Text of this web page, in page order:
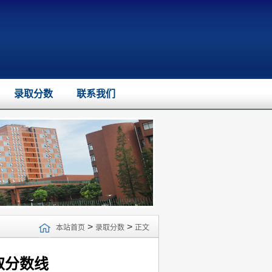
录取分数 联系我们
本站首页> 录取分数> 正文
分数线